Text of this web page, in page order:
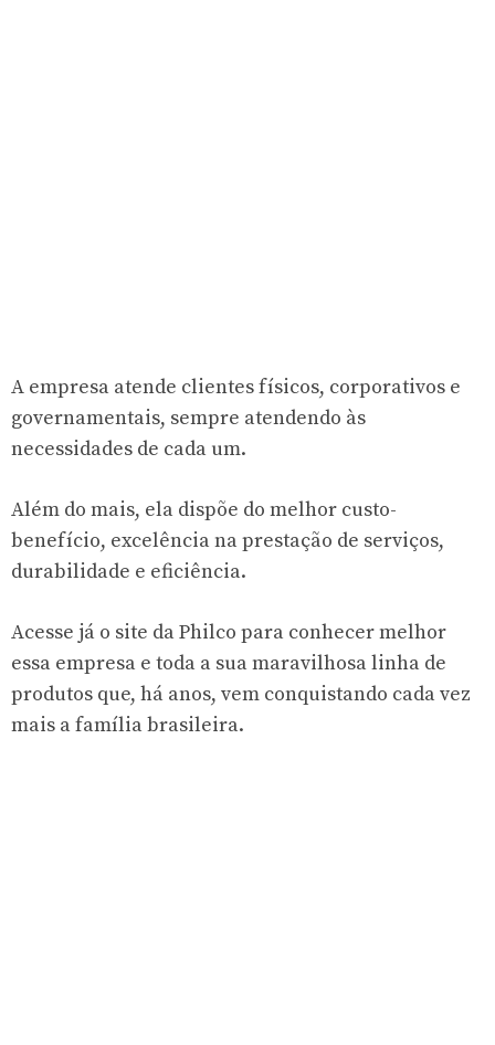
A empresa atende clientes físicos, corporativos e
governamentais, sempre atendendo às
necessidades de cada um.
Além do mais, ela dispõe do melhor custo-
benefício, excelência na prestação de serviços,
durabilidade e eficiência.
Acesse já o site da Philco para conhecer melhor
essa empresa e toda a sua maravilhosa linha de
produtos que, há anos, vem conquistando cada vez
mais a família brasileira.